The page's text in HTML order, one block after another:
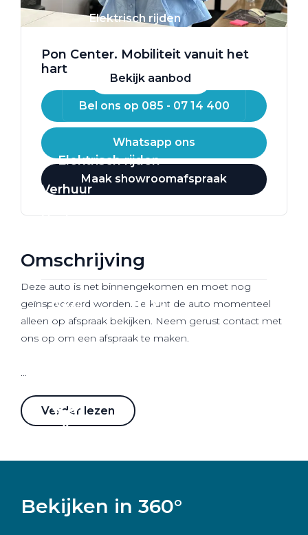
Elektrisch rijden
Bekijk aanbod
Elektrisch rijden
Verhuur
Vestigingen
Pon Center. Mobiliteit vanuit het
hart
Bel ons op 085 - 07 14 400
Whatsapp ons
Maak showroomafspraak
Omschrijving
Deze auto is net binnengekomen en moet nog
geïnspecteerd worden. Je kunt de auto momenteel
alleen op afspraak bekijken. Neem gerust contact met
ons op om een afspraak te maken.
Wij zijn Pon Center
CUPRA en Volkswagen Bedrijfswagensdealer in de
voor verkoop van nieuwe als gebruikte auto's maar
Verder lezen
Bekijken in 360°